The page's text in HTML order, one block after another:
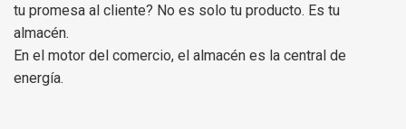
tu promesa al cliente? No es solo tu producto. Es tu
almacén.
En el motor del comercio, el almacén es la central de
energía.